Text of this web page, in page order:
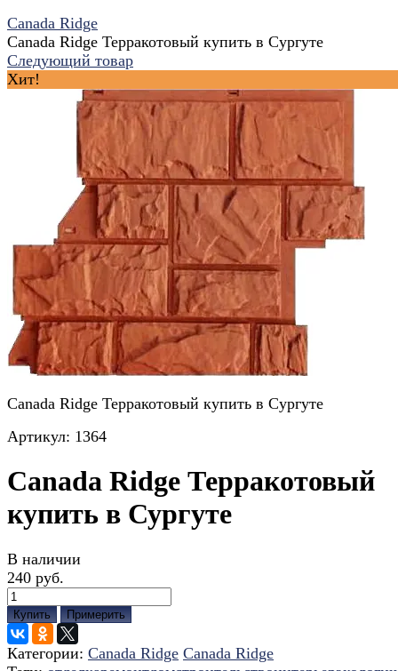
Canada Ridge
Canada Ridge Терракотовый купить в Сургуте
Следующий товар
Хит!
Canada Ridge Терракотовый купить в Сургуте
Артикул: 1364
Canada Ridge Терракотовый
купить в Сургуте
В наличии
240 руб.
Купить Примерить
Категории: Canada Ridge Canada Ridge